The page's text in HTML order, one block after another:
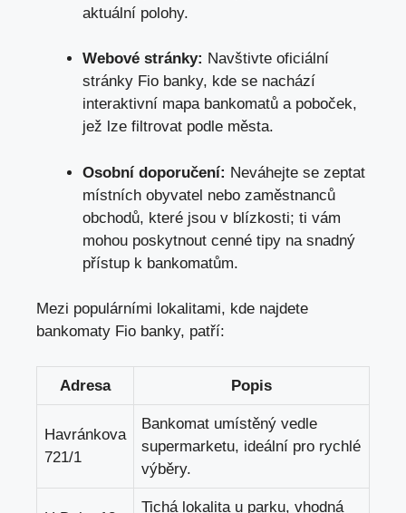
aktuální polohy.
Webové stránky: Navštivte oficiální
stránky Fio banky,​ kde se⁢ nachází
interaktivní⁢ mapa bankomatů a⁢ poboček,
jež lze filtrovat podle města.
Osobní doporučení: Neváhejte se zeptat​
místních⁣ obyvatel nebo zaměstnanců
obchodů, které jsou v blízkosti; ti vám
mohou poskytnout cenné tipy na snadný​
přístup k bankomatům.
Mezi populárními lokalitami, kde najdete
bankomaty ⁣Fio ‌banky, patří:
Adresa Popis
Havránkova
721/1
Bankomat umístěný vedle
‍supermarketu,⁣ ideální pro ⁢rychlé
výběry.
Tichá lokalita u parku, vhodná